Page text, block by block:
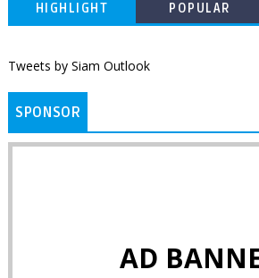
HIGHLIGHT POPULAR
Tweets by Siam Outlook
SPONSOR
AD